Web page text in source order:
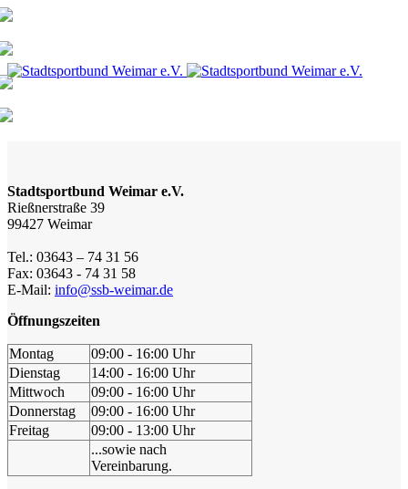
Stadtsportbund Weimar e.V.
Rießnerstraße 39
99427 Weimar
Tel.: 03643 – 74 31 56
Fax: 03643 - 74 31 58
E-Mail: info@ssb-weimar.de
Öffnungszeiten
Montag
09:00 - 16:00 Uhr
Dienstag
14:00 - 16:00 Uhr
Mittwoch
09:00 - 16:00 Uhr
Donnerstag
09:00 - 16:00 Uhr
Freitag
09:00 - 13:00 Uhr
...sowie nach
Vereinbarung.